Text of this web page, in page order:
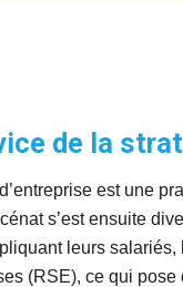
de la
est une
s’est ensuite
leurs
(RSE), ce qui